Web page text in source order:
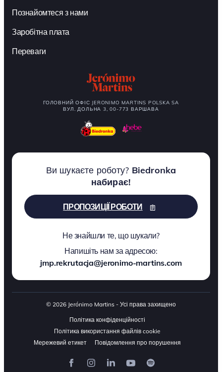
Познайомтеся з нами
Заробітна плата
Переваги
ГОЛОВНИЙ ОФІС JERONIMO MARTINS POLSKA SA
ВУЛ. ДОЛЬНА 3, 00-773 ВАРШАВА
Ви шукаєте роботу? Biedronka
набирає!
ПРОПОЗИЦІЇ РОБОТИ
Не знайшли те, що шукали?
Напишіть нам за адресою:
jmp.rekrutacja@jeronimo-martins.com
© 2026 Jerónimo Martins - Усі права захищено
Політика конфіденційності
Політика використання файлів cookie
Мережевий етикет
Повідомлення про порушення
FacebookInstagramLinkedInYouTubeSpotify